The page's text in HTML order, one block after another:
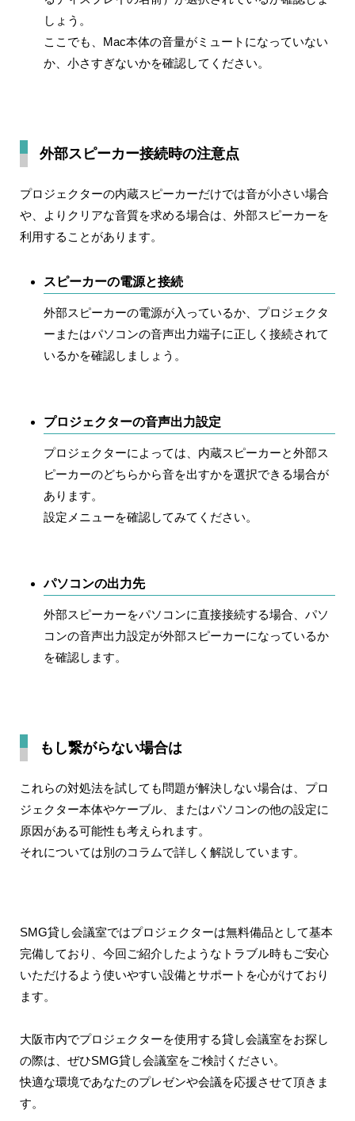
しょう。
ここでも、Mac本体の音量がミュートになっていない
か、小さすぎないかを確認してください。
外部スピーカー接続時の注意点
プロジェクターの内蔵スピーカーだけでは音が小さい場合
や、よりクリアな音質を求める場合は、外部スピーカーを
利用することがあります。
スピーカーの電源と接続
外部スピーカーの電源が入っているか、プロジェクタ
ーまたはパソコンの音声出力端子に正しく接続されて
いるかを確認しましょう。
プロジェクターの音声出力設定
プロジェクターによっては、内蔵スピーカーと外部ス
ピーカーのどちらから音を出すかを選択できる場合が
あります。
設定メニューを確認してみてください。
パソコンの出力先
外部スピーカーをパソコンに直接接続する場合、パソ
コンの音声出力設定が外部スピーカーになっているか
を確認します。
もし繋がらない場合は
これらの対処法を試しても問題が解決しない場合は、プロ
ジェクター本体やケーブル、またはパソコンの他の設定に
原因がある可能性も考えられます。
それについては別のコラムで詳しく解説しています。
SMG貸し会議室ではプロジェクターは無料備品として基本
完備しており、今回ご紹介したようなトラブル時もご安心
いただけるよう使いやすい設備とサポートを心がけており
ます。
大阪市内でプロジェクターを使用する貸し会議室をお探し
の際は、ぜひSMG貸し会議室をご検討ください。
快適な環境であなたのプレゼンや会議を応援させて頂きま
す。